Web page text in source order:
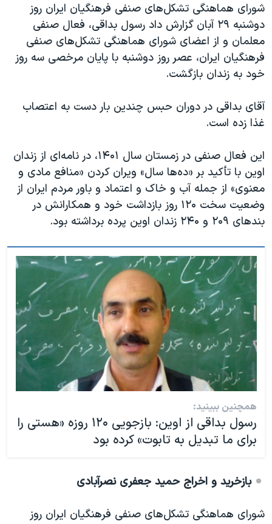
شورای هماهنگی تشکل‌های صنفی فرهنگیان ایران روز
دوشنبه ٢٩ آبان گزارش داد
رسول بداقی، فعال صنفی
معلمان و از اعضای شورای هماهنگی تشکل‌های صنفی
فرهنگیان ایران، عصر روز دوشنبه با پایان مرخصی سه روز
خود به زندان بازگشت.
آقای بداقی در دوران حبس چندین بار دست به اعتصاب
غذا زده است.
این فعال صنفی در زمستان سال ۱۴۰۱، در نامه‌ای از زندان
اوین با تأکید بر «ده‌ها سال» ویران کردن «منافع مادی و
معنوی» از جمله آب و خاک و اعتماد و باور مردم ایران از
وضعیت سخت ۱۲۰ روز بازداشت خود و همکارانش در
بندهای ۲۰۹ و ۲۴۰ زندان اوین پرده برداشته بود.
همچنین ببینید:
رسول بداقی از اوین: بازجویی ۱۲۰ روزه «هستی را
برای ما تبدیل به تابوت» کرده بود
بازخرید و اخراج حمید جعفری نصرآبادی
شورای هماهنگی تشکل‌های صنفی فرهنگیان ایران روز